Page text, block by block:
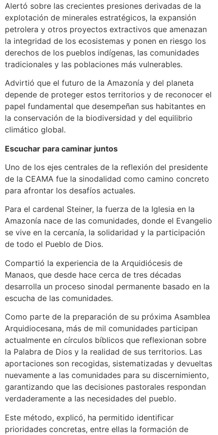
Alertó sobre las crecientes presiones derivadas de la
explotación de minerales estratégicos, la expansión
petrolera y otros proyectos extractivos que amenazan
la integridad de los ecosistemas y ponen en riesgo los
derechos de los pueblos indígenas, las comunidades
tradicionales y las poblaciones más vulnerables.
Advirtió que el futuro de la Amazonía y del planeta
depende de proteger estos territorios y de reconocer el
papel fundamental que desempeñan sus habitantes en
la conservación de la biodiversidad y del equilibrio
climático global.
Escuchar para caminar juntos
Uno de los ejes centrales de la reflexión del presidente
de la CEAMA fue la sinodalidad como camino concreto
para afrontar los desafíos actuales.
Para el cardenal Steiner, la fuerza de la Iglesia en la
Amazonía nace de las comunidades, donde el Evangelio
se vive en la cercanía, la solidaridad y la participación
de todo el Pueblo de Dios.
Compartió la experiencia de la Arquidiócesis de
Manaos, que desde hace cerca de tres décadas
desarrolla un proceso sinodal permanente basado en la
escucha de las comunidades.
Como parte de la preparación de su próxima Asamblea
Arquidiocesana, más de mil comunidades participan
actualmente en círculos bíblicos que reflexionan sobre
la Palabra de Dios y la realidad de sus territorios. Las
aportaciones son recogidas, sistematizadas y devueltas
nuevamente a las comunidades para su discernimiento,
garantizando que las decisiones pastorales respondan
verdaderamente a las necesidades del pueblo.
Este método, explicó, ha permitido identificar
prioridades concretas, entre ellas la formación de